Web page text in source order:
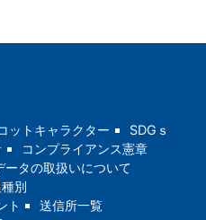
ットキャラクター
SDGｓ
コンプライアンス憲章
ータの取扱いについて
別
ト
送信所一覧